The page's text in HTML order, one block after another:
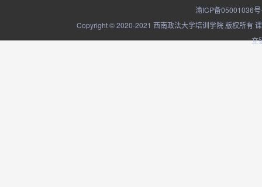
渝ICP备05001036
Copyright © 2020-2021 西南政法大学培训学院 版权所有
立